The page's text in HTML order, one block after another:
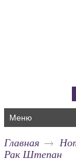
Меню
Главная
Рак Штепан